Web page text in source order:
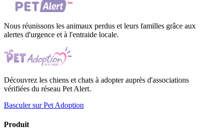
Nous réunissons les animaux perdus et leurs familles grâce aux
alertes d'urgence et à l'entraide locale.
Découvrez les chiens et chats à adopter auprès d'associations
vérifiées du réseau Pet Alert.
Basculer sur Pet Adoption
Produit